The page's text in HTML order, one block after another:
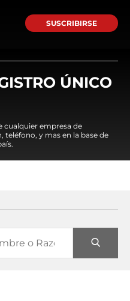
SUSCRIBIRSE
ÚNICO
cualquier empresa de
teléfono, y mas en la base de